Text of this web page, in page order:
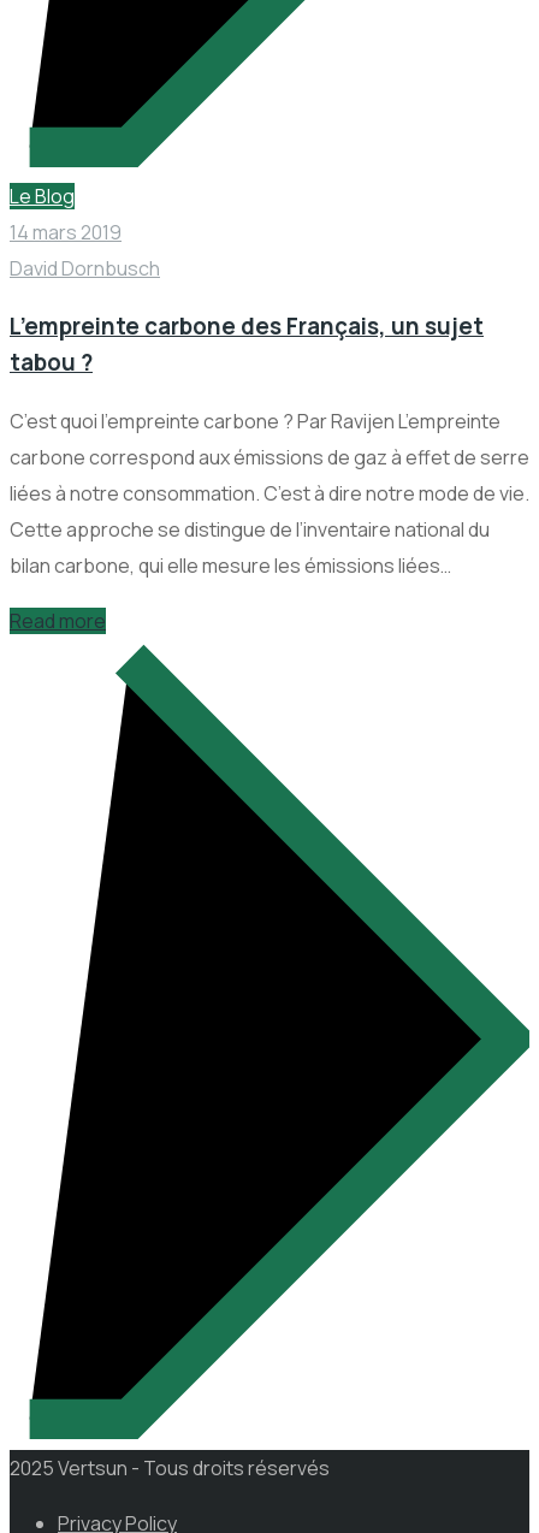
Le Blog
14 mars 2019
David Dornbusch
L’empreinte carbone des Français, un sujet
tabou ?
C’est quoi l’empreinte carbone ? Par Ravijen L’empreinte
carbone correspond aux émissions de gaz à effet de serre
liées à notre consommation. C’est à dire notre mode de vie.
Cette approche se distingue de l’inventaire national du
bilan carbone, qui elle mesure les émissions liées…
Read more
2025 Vertsun - Tous droits réservés
Privacy Policy